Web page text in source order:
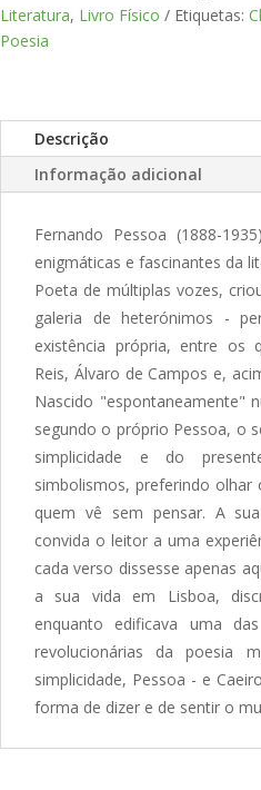
Mestre
Alberto
Literatura, Livro Físico Etiquetas:
Poesia
Descrição
Informação adicional
Fernando Pessoa (1888-
enigmáticas e fascinantes da
Poeta de múltiplas vozes,
galeria de heterónimos -
existência própria, entre os
Reis, Álvaro de Campos e,
Nascido "espontaneamente"
segundo o próprio Pessoa, o
simplicidade e do
simbolismos, preferindo
quem vê sem pensar. A
convida o leitor a uma
cada verso dissesse apenas
a sua vida em Lisboa,
enquanto edificava uma
revolucionárias da poesia
simplicidade, Pessoa - e
forma de dizer e de sentir o